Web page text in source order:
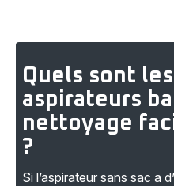
Quels sont
aspirateurs
nettoyage
?
Si l’aspirateur sans sac a